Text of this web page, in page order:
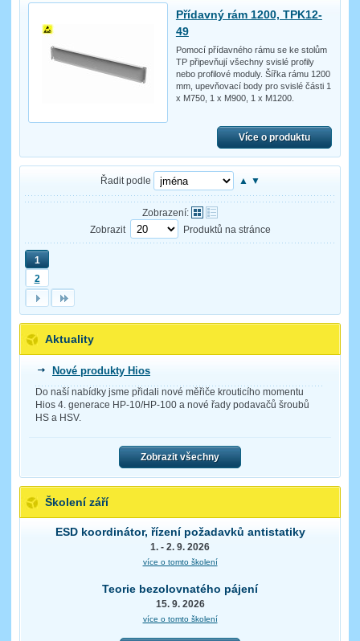
Přídavný rám 1200, TPK12-
49
Pomocí přídavného rámu se ke stolům
TP připevňují všechny svislé profily
nebo profilové moduly. Šířka rámu 1200
mm, upevňovací body pro svislé části 1
x M750, 1 x M900, 1 x M1200.
Více o produktu
Řadit podle ▲ ▼
Zobrazení:
Zobrazit
Produktů na stránce
1
2
Aktuality
Nové produkty Hios
Do naší nabídky jsme přidali nové měřiče krouticího momentu
Hios 4. generace HP-10/HP-100 a nové řady podavačů šroubů
HS a HSV.
Zobrazit všechny
Školení září
ESD koordinátor, řízení požadavků antistatiky
1. - 2. 9. 2026
více o tomto školení
Teorie bezolovnatého pájení
15. 9. 2026
více o tomto školení